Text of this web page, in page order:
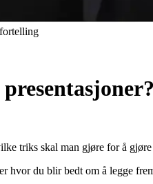
triks skal man gjøre for å gjøre
hvor du blir bedt om å legge